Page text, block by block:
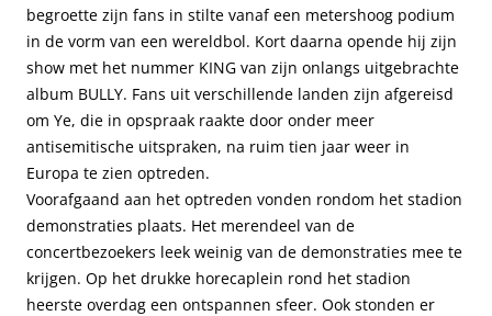
begroette zijn fans in stilte vanaf een metershoog podium
in de vorm van een wereldbol. Kort daarna opende hij zijn
show met het nummer KING van zijn onlangs uitgebrachte
album BULLY. Fans uit verschillende landen zijn afgereisd
om Ye, die in opspraak raakte door onder meer
antisemitische uitspraken, na ruim tien jaar weer in
Europa te zien optreden.
Voorafgaand aan het optreden vonden rondom het stadion
demonstraties plaats. Het merendeel van de
concertbezoekers leek weinig van de demonstraties mee te
krijgen. Op het drukke horecaplein rond het stadion
heerste overdag een ontspannen sfeer. Ook stonden er